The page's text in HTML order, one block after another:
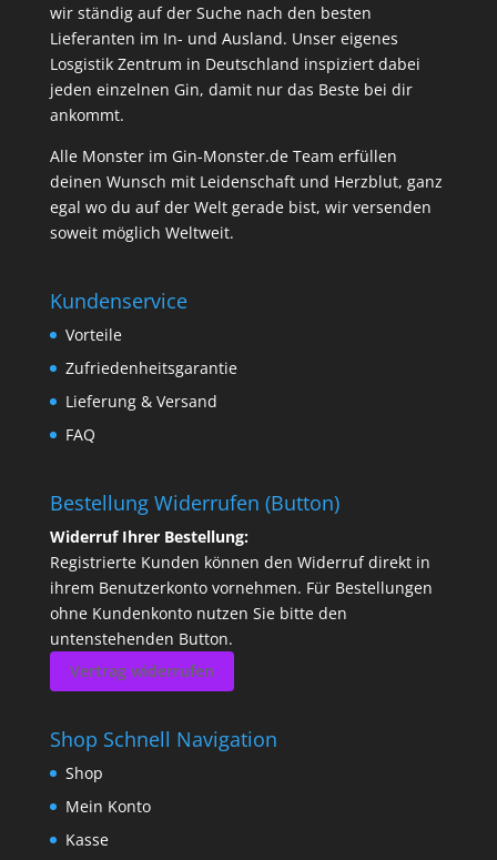
wir ständig auf der Suche nach den besten
Lieferanten im In- und Ausland. Unser eigenes
Losgistik Zentrum in Deutschland inspiziert dabei
jeden einzelnen Gin, damit nur das Beste bei dir
ankommt.
Alle Monster im Gin-Monster.de Team erfüllen
deinen Wunsch mit Leidenschaft und Herzblut, ganz
egal wo du auf der Welt gerade bist, wir versenden
soweit möglich Weltweit.
Kundenservice
Vorteile
Zufriedenheitsgarantie
Lieferung & Versand
FAQ
Bestellung Widerrufen (Button)
Widerruf Ihrer Bestellung:
Registrierte Kunden können den Widerruf direkt in
ihrem Benutzerkonto vornehmen. Für Bestellungen
ohne Kundenkonto nutzen Sie bitte den
untenstehenden Button.
Vertrag widerrufen
Shop Schnell Navigation
Shop
Mein Konto
Kasse